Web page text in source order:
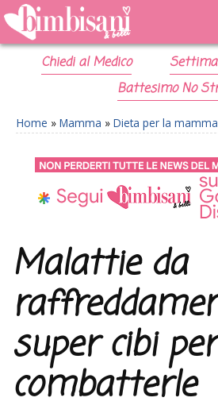
Chiedi al Medico
Battesimo No
Home » Mamma » Dieta per la mamma
Malattie da
super cibi per
combatterle